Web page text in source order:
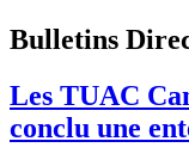
Bulletins
Les TUAC
conclu une